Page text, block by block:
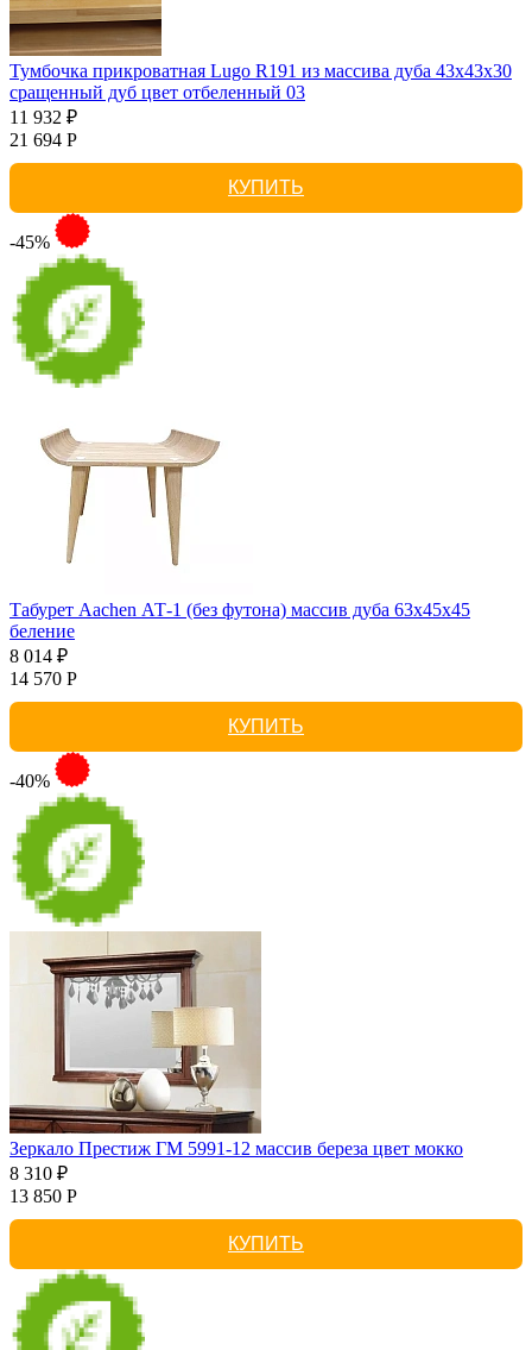
Тумбочка прикроватная Lugo R191 из массива дуба 43х43х30
сращенный дуб цвет отбеленный 03
11 932 ₽
21 694 Р
КУПИТЬ
-45%
Табурет Aachen АТ-1 (без футона) массив дуба 63х45х45
беление
8 014 ₽
14 570 Р
КУПИТЬ
-40%
Зеркало Престиж ГМ 5991-12 массив береза цвет мокко
8 310 ₽
13 850 Р
КУПИТЬ